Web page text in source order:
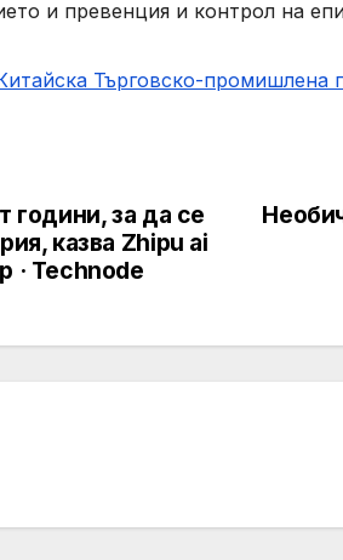
и превенция и контрол на
Търговско-промишлена
години, за да се
казва Zhipu ai
· Technode